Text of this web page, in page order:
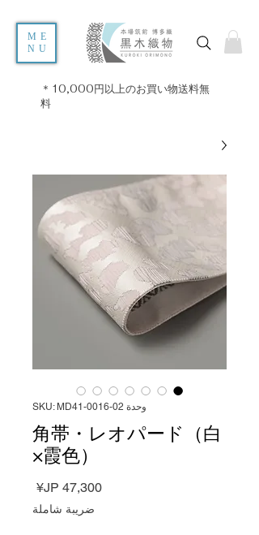
ME
NU
＊10,000円以上のお買い物送料無
料
وحدة SKU: MD41-0016-02
角帯・レオパード（白
×霞色）
السعر
ضريبة شاملة